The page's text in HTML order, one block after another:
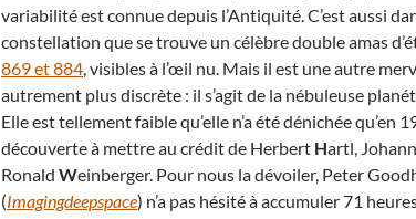
variabilité est connue depuis l’Antiquité. C’est aussi
constellation que se trouve un célèbre double amas
869 et 884, visibles à l’œil nu. Mais il est une autre
autrement plus discrète : il s’agit de la nébuleuse
Elle est tellement faible qu’elle n’a été dénichée qu’en
découverte à mettre au crédit de Herbert Hartl, Johann
Ronald Weinberger. Pour nous la dévoiler, Peter
(Imagingdeepspace) n’a pas hésité à accumuler 71